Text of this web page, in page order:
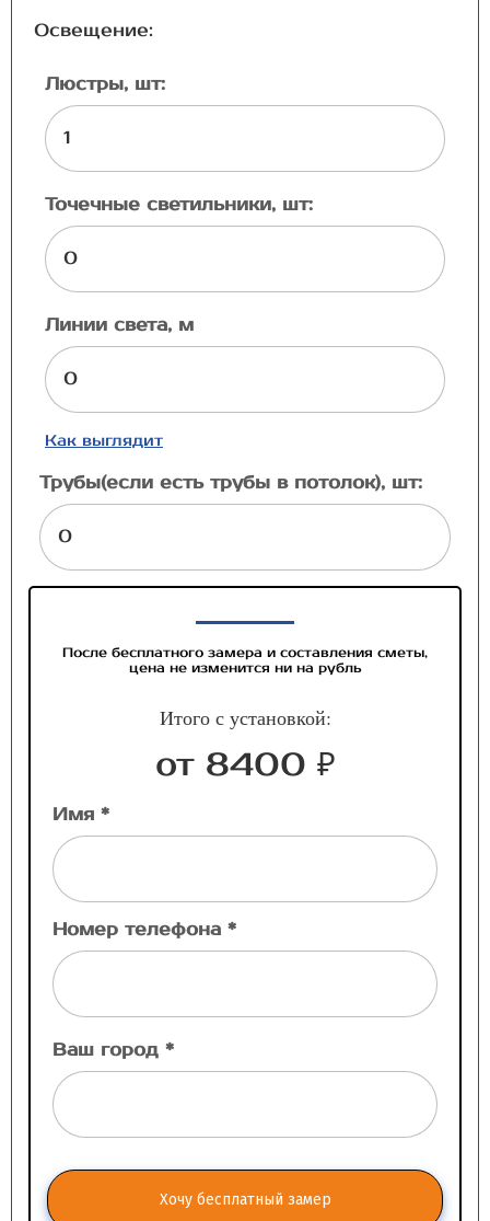
Освещение:
Люстры, шт:
Точечные светильники, шт:
Линии света, м
Как выглядит
Трубы(если есть трубы в потолок), шт:
После бесплатного замера и составления сметы,
цена не изменится ни на рубль
Итого с установкой:
от 8400 ₽
Имя *
Номер телефона *
Ваш город *
Хочу бесплатный замер